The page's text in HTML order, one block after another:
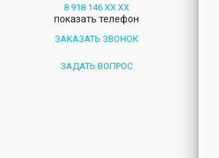
8 918 146 XX XX
показать телефон
ЗАКАЗАТЬ ЗВОНОК
ЗАДАТЬ ВОПРОС